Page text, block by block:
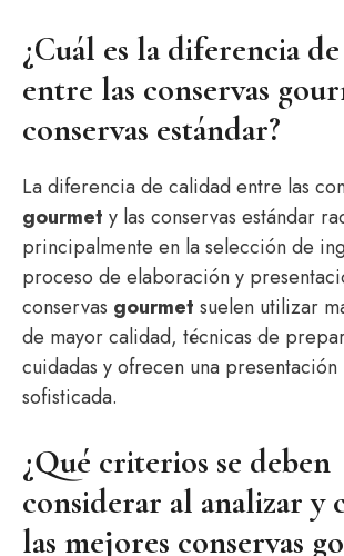
¿Cuál es la diferencia
entre las conservas
conservas estándar?
La diferencia de calidad entre las
gourmet y las conservas estándar
principalmente en la selección de
proceso de elaboración y
conservas gourmet suelen utilizar
de mayor calidad, técnicas de
cuidadas y ofrecen una presentación
sofisticada.
¿Qué criterios se deben
considerar al analizar y
las mejores conservas